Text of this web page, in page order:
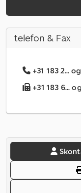
telefon & Fax
+31 183 2...
+31 183 6...